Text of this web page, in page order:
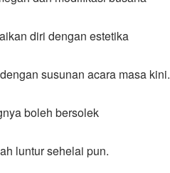
diri dengan estetika
susunan acara masa kini.
boleh bersolek
luntur sehelai pun.